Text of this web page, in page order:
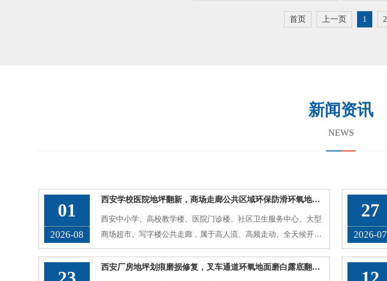
首页 上一页 1 2
新闻资讯
NEWS
01
2026-08
西安学校医院地坪翻新，商场走廊公共区域环保防滑环氧地坪施工方案
西安中小学、高校教学楼、医院门诊楼、社区卫生服务中心、大型
商场超市、写字楼公共走廊，属于高人流、高频走动、全天候开放
的公共区域。原有普通水泥地面、老旧地砖、普通环氧地面，使用
久了容易出现地面起砂起灰、划痕发黑、空鼓脱落、地面打滑、污
27
2026-07
西安厂房地坪划痕磨损修复，叉车通道环氧地面磨白露底翻新方案